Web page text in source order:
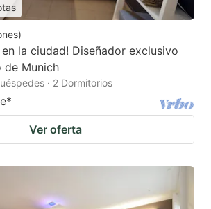
)
la ciudad! Diseñador exclusivo
de Munich
· 2 Dormitorios
*
Ver oferta